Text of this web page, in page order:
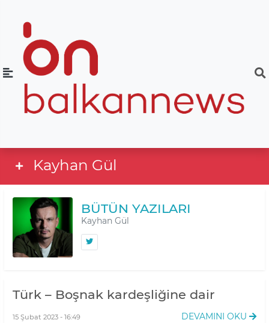
Kayhan Gül
BÜTÜN YAZILARI
Kayhan Gül
Türk – Boşnak kardeşliğine dair
15 Şubat 2023 - 16:49 DEVAMINI OKU